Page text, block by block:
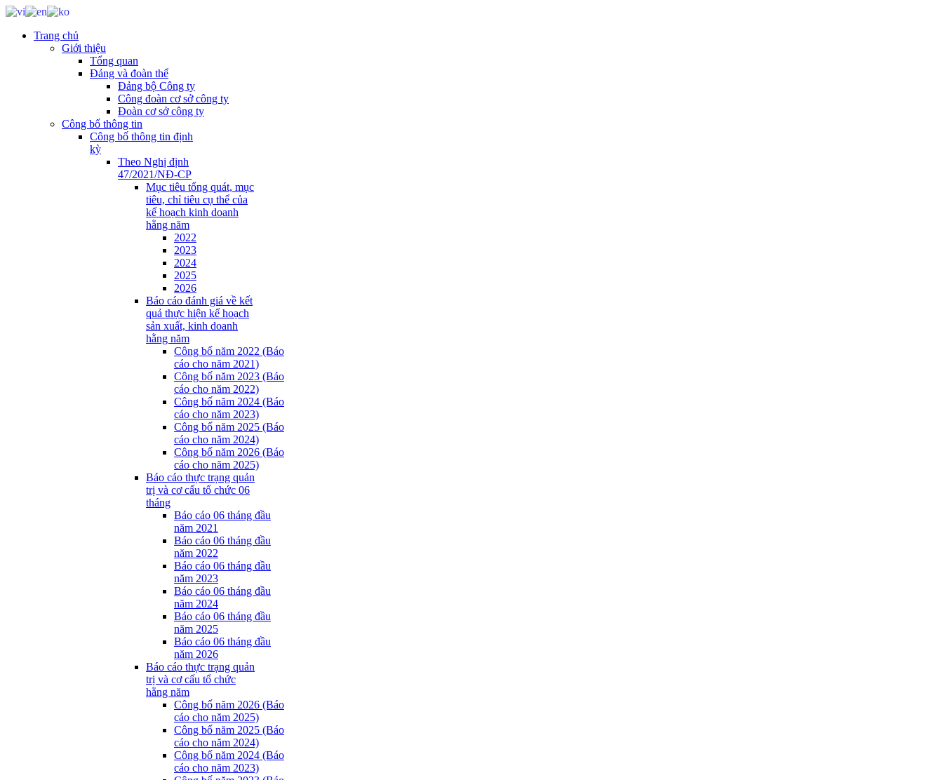
Trang chủ
Giới thiệu
Tổng quan
Đảng và đoàn thể
Đảng bộ Công ty
Công đoàn cơ sở công ty
Đoàn cơ sở công ty
Công bố thông tin
Công bố thông tin định
kỳ
Theo Nghị định
47/2021/NĐ-CP
Mục tiêu tổng quát, mục
tiêu, chỉ tiêu cụ thể của
kế hoạch kinh doanh
hằng năm
2022
2023
2024
2025
2026
Báo cáo đánh giá về kết
quả thực hiện kế hoạch
sản xuất, kinh doanh
hằng năm
Công bố năm 2022 (Báo
cáo cho năm 2021)
Công bố năm 2023 (Báo
cáo cho năm 2022)
Công bố năm 2024 (Báo
cáo cho năm 2023)
Công bố năm 2025 (Báo
cáo cho năm 2024)
Công bố năm 2026 (Báo
cáo cho năm 2025)
Báo cáo thực trạng quản
trị và cơ cấu tổ chức 06
tháng
Báo cáo 06 tháng đầu
năm 2021
Báo cáo 06 tháng đầu
năm 2022
Báo cáo 06 tháng đầu
năm 2023
Báo cáo 06 tháng đầu
năm 2024
Báo cáo 06 tháng đầu
năm 2025
Báo cáo 06 tháng đầu
năm 2026
Báo cáo thực trạng quản
trị và cơ cấu tổ chức
hằng năm
Công bố năm 2026 (Báo
cáo cho năm 2025)
Công bố năm 2025 (Báo
cáo cho năm 2024)
Công bố năm 2024 (Báo
cáo cho năm 2023)